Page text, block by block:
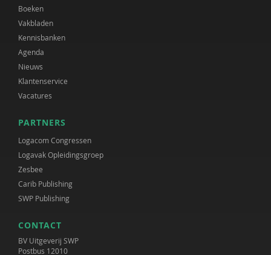
Boeken
Vakbladen
Kennisbanken
Agenda
Nieuws
Klantenservice
Vacatures
PARTNERS
Logacom Congressen
Logavak Opleidingsgroep
Zesbee
Carib Publishing
SWP Publishing
CONTACT
BV Uitgeverij SWP
Postbus 12010